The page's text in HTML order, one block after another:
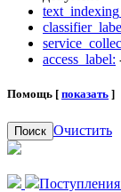
access_label:
Помощь [ показать ]
Поиск Очистить
Поступления